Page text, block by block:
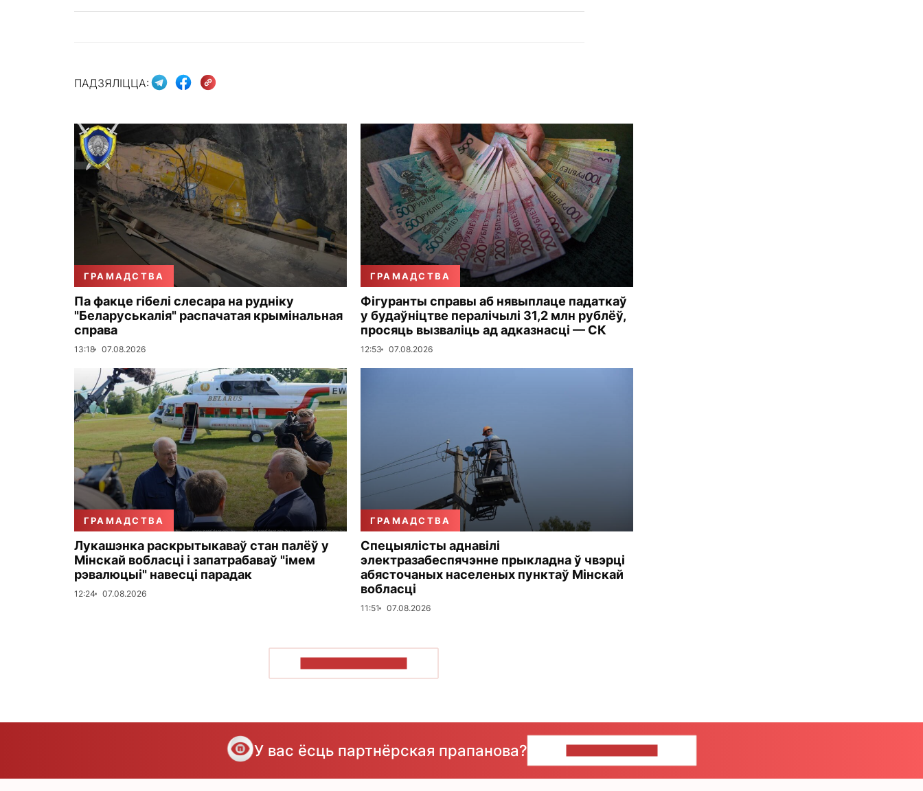
ПАДЗЯЛІЦЦА:
ГРАМАДСТВА
Па факце гібелі слесара на рудніку
"Беларуськалія" распачатая крымінальная
справа
13:18 07.08.2026
ГРАМАДСТВА
Фігуранты справы аб нявыплаце падаткаў
у будаўніцтве пералічылі 31,2 млн рублёў,
просяць вызваліць ад адказнасці — СК
12:53 07.08.2026
ГРАМАДСТВА
Лукашэнка раскрытыкаваў стан палёў у
Мінскай вобласці і запатрабаваў "імем
рэвалюцыі" навесці парадак
12:24 07.08.2026
ГРАМАДСТВА
Спецыялісты аднавілі
электразабеспячэнне прыкладна ў чвэрці
абясточаных населеных пунктаў Мінскай
вобласці
11:51 07.08.2026
У вас ёсць партнёрская прапанова?